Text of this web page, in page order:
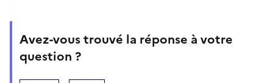
Avez-vous trouvé la réponse à votre
question ?